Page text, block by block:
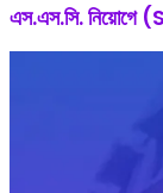
এস.এস.সি. নিয়োগে